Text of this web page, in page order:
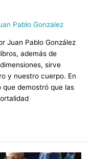
Pablo Gonzalez
Juan Pablo González
además de
sirve
y nuestro cuerpo. En
que demostró que las